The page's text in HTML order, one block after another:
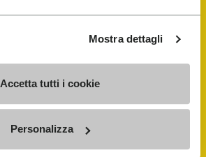
Mostra dettagli
Accetta tutti i cookie
Personalizza